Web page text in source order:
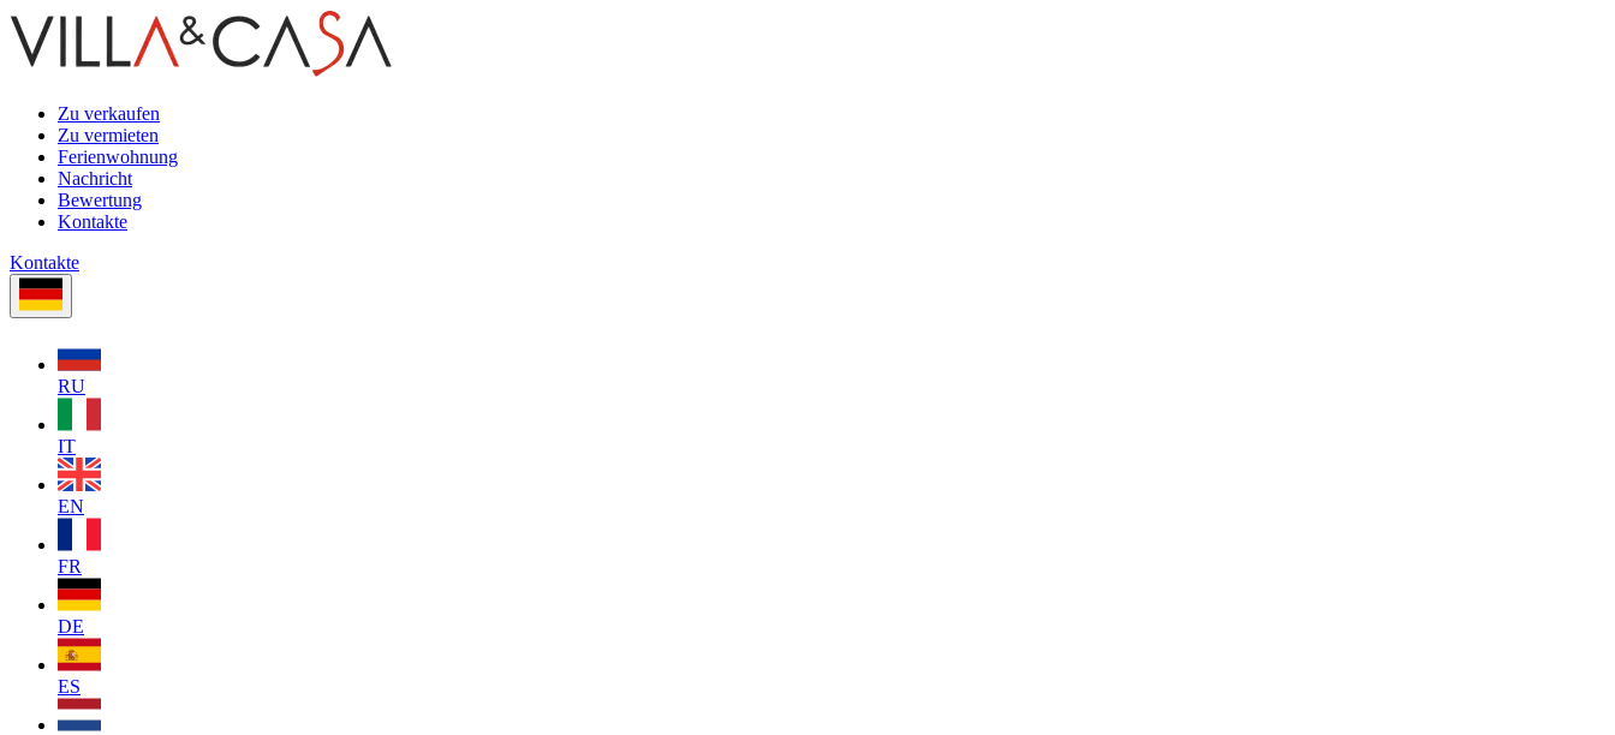
Zu verkaufen
Zu vermieten
Ferienwohnung
Nachricht
Bewertung
Kontakte
Kontakte
RU
IT
EN
FR
DE
ES